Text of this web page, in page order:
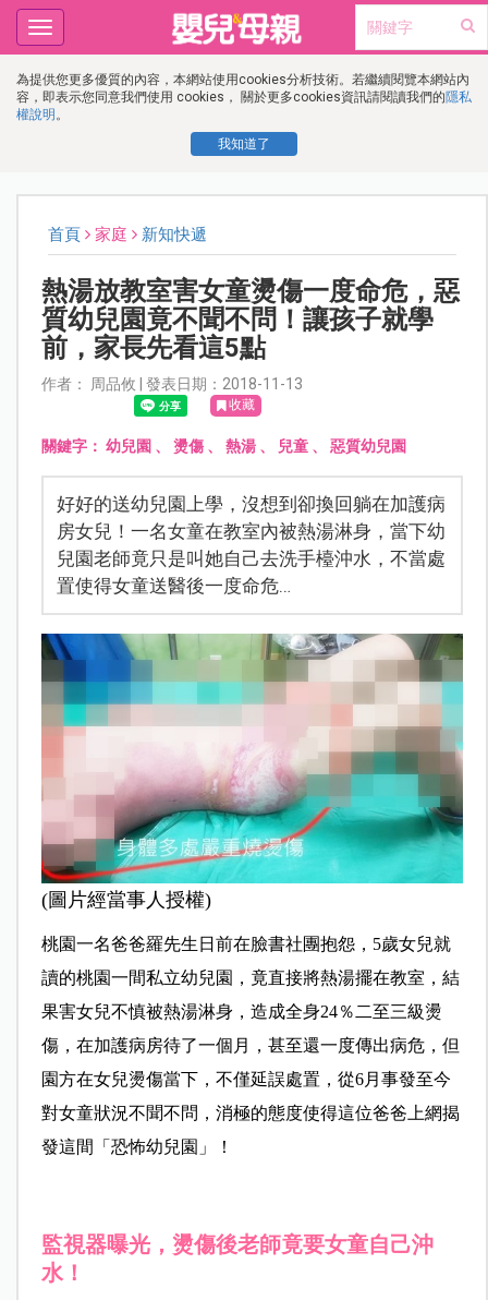
為提供您更多優質的內容，本網站使用cookies分析技術。若繼續閱覽本網站內
容，即表示您同意我們使用 cookies， 關於更多cookies資訊請閱讀我們的隱私
權說明 。
我知道了
Toggle
navigation
首頁 家庭 新知快遞
熱湯放教室害女童燙傷一度命危，惡
質幼兒園竟不聞不問！讓孩子就學
前，家長先看這5點
作者： 周品攸 | 發表日期：2018-11-13
收藏
關鍵字： 幼兒園 、 燙傷、 熱湯、 兒童、 惡質幼兒園
好好的送幼兒園上學，沒想到卻換回躺在加護病
房女兒！一名女童在教室內被熱湯淋身，當下幼
兒園老師竟只是叫她自己去洗手檯沖水，不當處
置使得女童送醫後一度命危…
(圖片經當事人授權)
桃園一名爸爸羅先生日前在臉書社團抱怨，5歲女兒就
讀的桃園一間私立幼兒園，竟直接將熱湯擺在教室，結
果害女兒不慎被熱湯淋身，造成全身24％二至三級燙
傷，在加護病房待了一個月，甚至還一度傳出病危，但
園方在女兒燙傷當下，不僅延誤處置，從6月事發至今
對女童狀況不聞不問，消極的態度使得這位爸爸上網揭
發這間「恐怖幼兒園」！
監視器曝光，燙傷後老師竟要女童自己沖
水！